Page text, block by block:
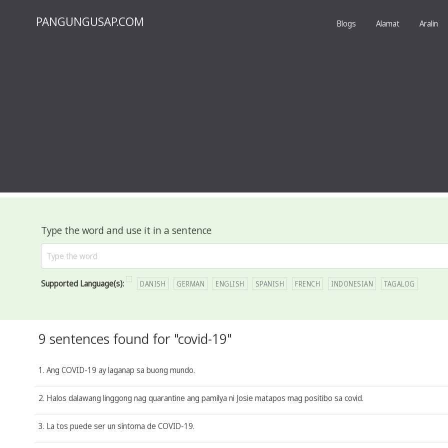
PANGUNGUSAP.COM Blogs Alamat Aralin
Type the word and use it in a sentence
Supported Language(s): DANISH GERMAN ENGLISH SPANISH FRENCH INDONESIAN TAGALOG
9 sentences found for "covid-19"
1. Ang COVID-19 ay laganap sa buong mundo.
2. Halos dalawang linggong nag quarantine ang pamilya ni Josie matapos mag positibo sa covid.
3. La tos puede ser un síntoma de COVID-19.